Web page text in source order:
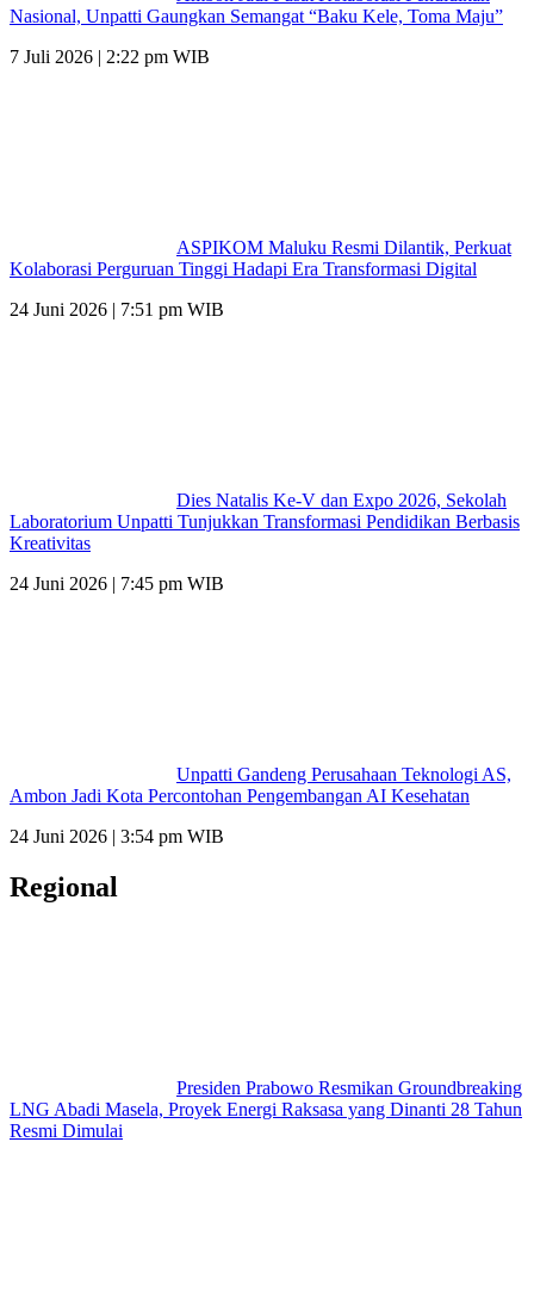
Nasional, Unpatti Gaungkan Semangat “Baku Kele, Toma Maju”
7 Juli 2026 | 2:22 pm WIB
ASPIKOM Maluku Resmi Dilantik, Perkuat
Kolaborasi Perguruan Tinggi Hadapi Era Transformasi Digital
24 Juni 2026 | 7:51 pm WIB
Dies Natalis Ke-V dan Expo 2026, Sekolah
Laboratorium Unpatti Tunjukkan Transformasi Pendidikan Berbasis
Kreativitas
24 Juni 2026 | 7:45 pm WIB
Unpatti Gandeng Perusahaan Teknologi AS,
Ambon Jadi Kota Percontohan Pengembangan AI Kesehatan
24 Juni 2026 | 3:54 pm WIB
Regional
Presiden Prabowo Resmikan Groundbreaking
LNG Abadi Masela, Proyek Energi Raksasa yang Dinanti 28 Tahun
Resmi Dimulai